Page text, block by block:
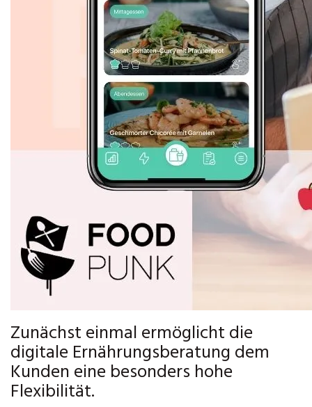
Zunächst einmal ermöglicht die
digitale Ernährungsberatung dem
Kunden eine besonders hohe
Flexibilität.